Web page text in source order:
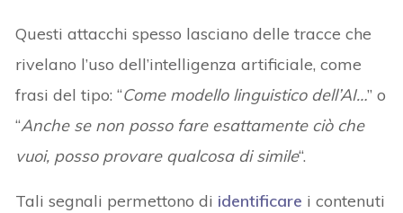
Questi attacchi spesso lasciano delle tracce che
rivelano l’uso dell’intelligenza artificiale, come
frasi del tipo: “Come modello linguistico dell’AI…” o
“Anche se non posso fare esattamente ciò che
vuoi, posso provare qualcosa di simile“.
Tali segnali permettono di identificare i contenuti